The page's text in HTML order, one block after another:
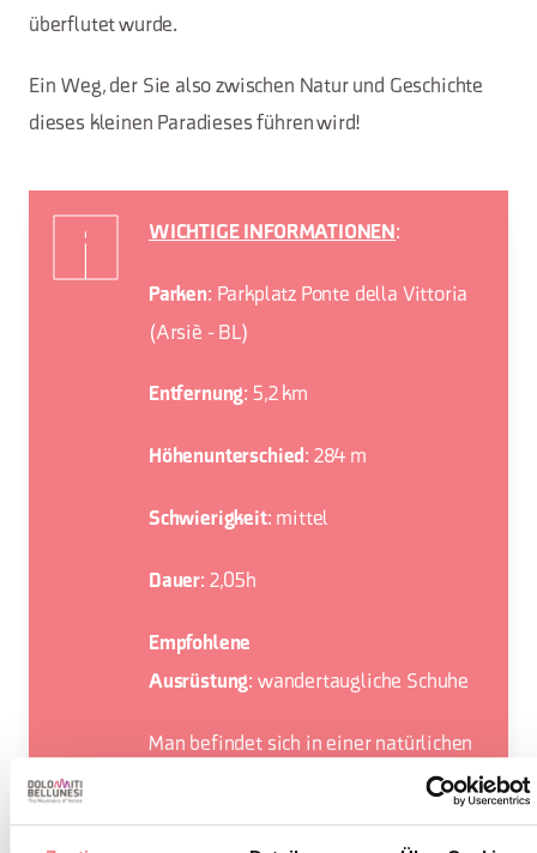
überflutet wurde.
Ein Weg, der Sie also zwischen Natur und Geschichte
dieses kleinen Paradieses führen wird!
WICHTIGE INFORMATIONEN :
Parken: Parkplatz Ponte della Vittoria
(Arsiè - BL)
Entfernung: 5,2 km
Höhenunterschied : 284 m
Schwierigkeit: mittel
Dauer: 2,05h
Empfohlene
Ausrüstung: wandertaugliche Schuhe
Man befindet sich in einer natürlichen
Umgebung, die Respekt erfordert:
Verbot der Blumenentnahme